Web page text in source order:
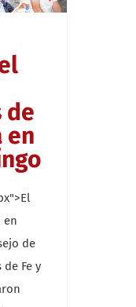
de
en
en
de
Fe y